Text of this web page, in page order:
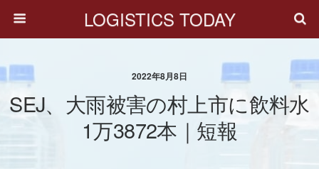
LOGISTICS TODAY
2022年8月8日
SEJ、大雨被害の村上市に飲料水
1万3872本｜短報